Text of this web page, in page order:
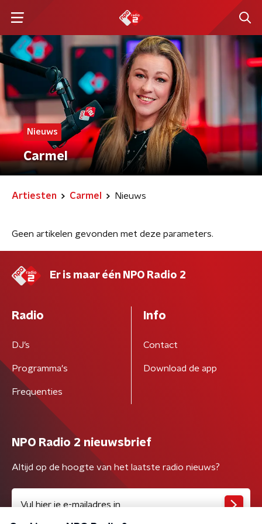
Nieuws
Carmel
Artiesten Carmel Nieuws
Geen artikelen gevonden met deze parameters.
Er is maar één NPO Radio 2
Radio
DJ’s
Programma's
Frequenties
Info
Contact
Download de app
NPO Radio 2 nieuwsbrief
Altijd op de hoogte van het laatste radio nieuws?